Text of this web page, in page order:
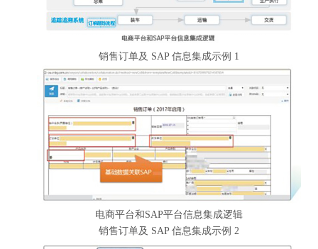
销售订单及 SAP 信息集成示例 1
电商平台和SAP平台信息集成逻辑
销售订单及 SAP 信息集成示例 2